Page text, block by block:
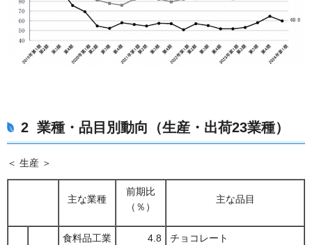
2 業種・品目別動向 （生産・出荷23業種）
＜ 生産 ＞
主な業種
前期比
（％）
主な品目
食料品工業 4.8 チョコレート